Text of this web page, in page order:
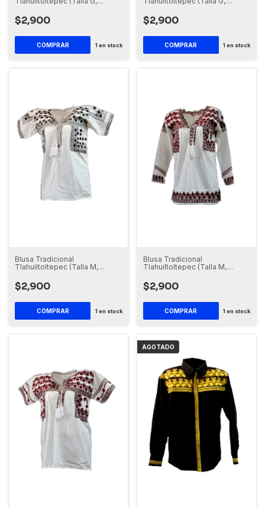
$2,900
1 en stock
$2,900
1 en stock
Blusa Tradicional
Tlahuiltoltepec (Talla M,
$2,900
1 en stock
Blusa Tradicional
Tlahuiltoltepec (Talla M,
$2,900
1 en stock
AGOTADO